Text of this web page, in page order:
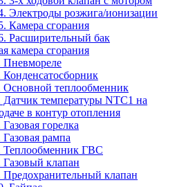
Электроды розжига/ионизации
Камера сгорания
Расширительный бак
камера сгорания
Пневмореле
Конденсатосборник
Основной теплообменник
Датчик температуры NTC1 на
в контур отопления
Газовая горелка
Газовая рампа
Теплообменник ГВС
Газовый клапан
Предохранительный клапан